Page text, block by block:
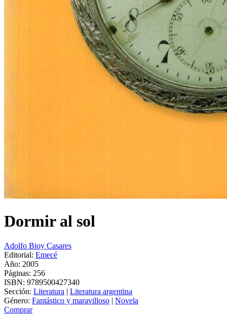
Dormir al sol
Adolfo Bioy Casares
Editorial: Emecé
Año: 2005
Páginas: 256
ISBN: 9789500427340
Sección: Literatura | Literatura argentina
Género: Fantástico y maravilloso | Novela
Comprar